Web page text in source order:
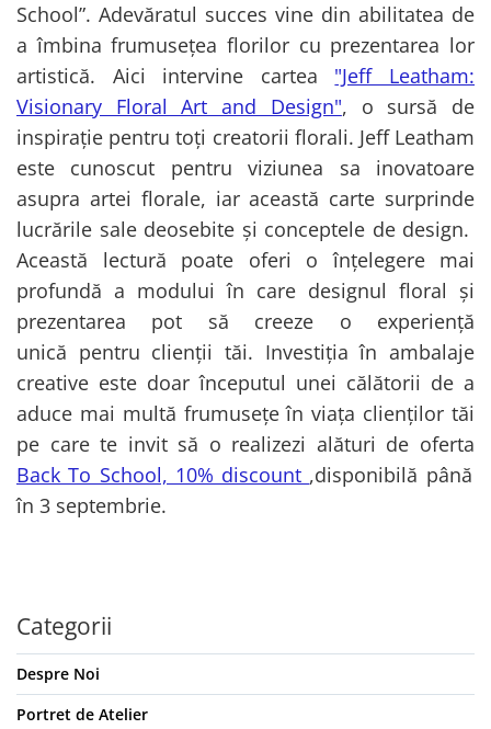
School”. Adevăratul succes vine din abilitatea de
a îmbina frumusețea florilor cu prezentarea lor
artistică. Aici intervine cartea "Jeff Leatham:
Visionary Floral Art and Design", o sursă de
inspirație pentru toți creatorii florali. Jeff Leatham
este cunoscut pentru viziunea sa inovatoare
asupra artei florale, iar această carte surprinde
lucrările sale deosebite și conceptele de design.
Această lectură poate oferi o înțelegere mai
profundă a modului în care designul floral și
prezentarea pot să creeze o experiență
unică pentru clienții tăi. Investiția în ambalaje
creative este doar începutul unei călătorii de a
aduce mai multă frumusețe în viața clienților tăi
pe care te invit să o realizezi alături de oferta
Back To School, 10% discount ,disponibilă până
în 3 septembrie.
Categorii
Despre Noi
Portret de Atelier